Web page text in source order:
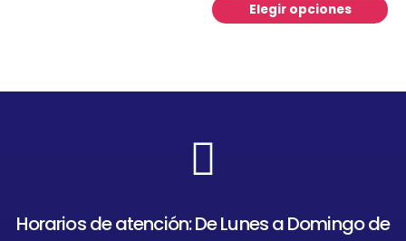
Elegir opciones
Horarios de atención: De Lunes a Domingo de